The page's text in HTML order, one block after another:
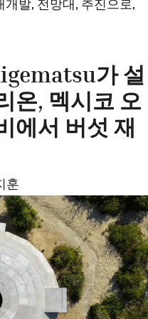
개발, 전망대, 추진으로,
가 설
온, 멕시코 오
에서 버섯 재
훈